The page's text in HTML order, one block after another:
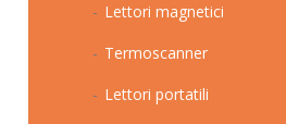
Lettori magnetici
Termoscanner
Lettori portatili